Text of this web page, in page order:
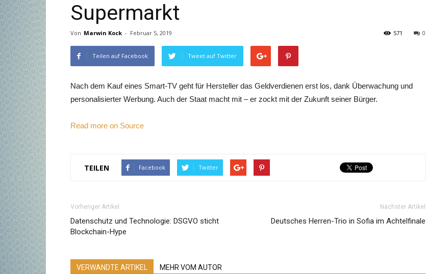
Supermarkt
Von Marwin Kock - Februar 5, 2019 0
571
Teilen auf Facebook Tweet auf Twitter
Nach dem Kauf eines Smart-TV geht für Hersteller das Geldverdienen erst los, dank Überwachung und
personalisierter Werbung. Auch der Staat macht mit – er zockt mit der Zukunft seiner Bürger.
Read more on Source
TEILEN Facebook Twitter
Vorheriger Artikel
Datenschutz und Technologie: DSGVO sticht
Blockchain-Hype
Nächster Artikel
Deutsches Herren-Trio in Sofia im Achtelfinale
VERWANDTE ARTIKEL MEHR VOM AUTOR